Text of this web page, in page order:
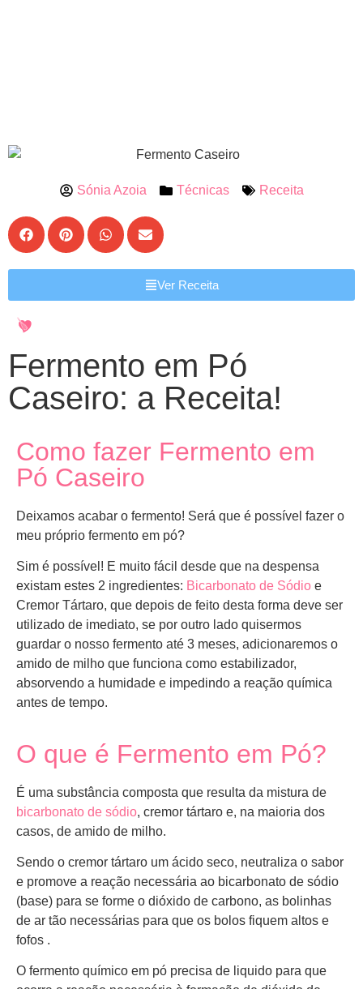
Sónia Azoia Técnicas Receita
Ver Receita
Fermento em Pó
Caseiro: a Receita!
Como fazer Fermento em
Pó Caseiro
Deixamos acabar o fermento! Será que é possível fazer o
meu próprio fermento em pó?
Sim é possível! E muito fácil desde que na despensa
existam estes 2 ingredientes: Bicarbonato de Sódio e
Cremor Tártaro, que depois de feito desta forma deve ser
utilizado de imediato, se por outro lado quisermos
guardar o nosso fermento até 3 meses, adicionaremos o
amido de milho que funciona como estabilizador,
absorvendo a humidade e impedindo a reação química
antes de tempo.
O que é Fermento em Pó?
É uma substância composta que resulta da mistura de
bicarbonato de sódio, cremor tártaro e, na maioria dos
casos, de amido de milho.
Sendo o cremor tártaro um ácido seco, neutraliza o sabor
e promove a reação necessária ao bicarbonato de sódio
(base) para se forme o dióxido de carbono, as bolinhas
de ar tão necessárias para que os bolos fiquem altos e
fofos .
O fermento químico em pó precisa de liquido para que